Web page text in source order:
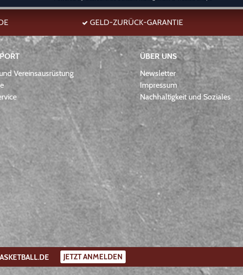
GELD-ZURÜCK-GARANTIE
Vereinsausrüstung
ÜBER UNS
Newsletter
Impressum
Nachhaltigkeit und Soziales
JETZT ANMELDEN